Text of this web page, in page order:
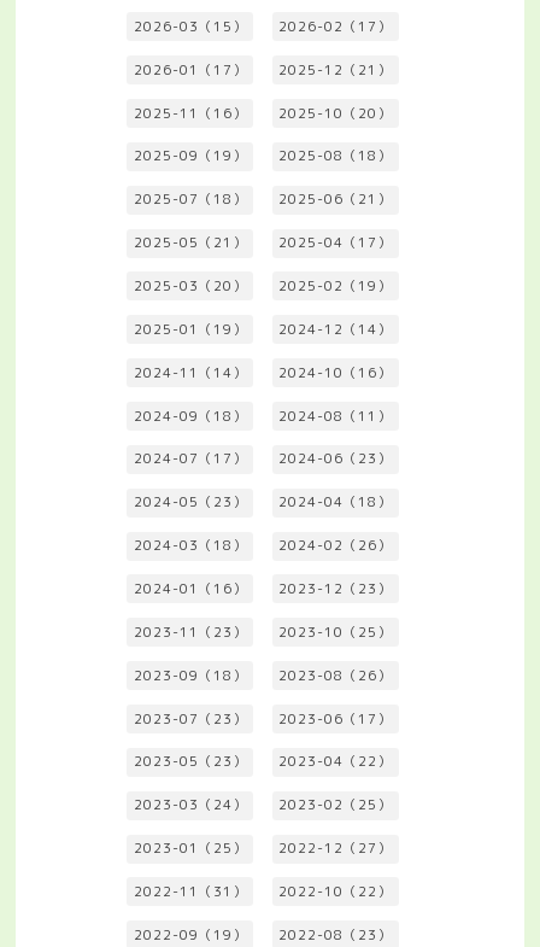
2026-03（15） 2026-02（17）
2026-01（17） 2025-12（21）
2025-11（16） 2025-10（20）
2025-09（19） 2025-08（18）
2025-07（18） 2025-06（21）
2025-05（21） 2025-04（17）
2025-03（20） 2025-02（19）
2025-01（19） 2024-12（14）
2024-11（14） 2024-10（16）
2024-09（18） 2024-08（11）
2024-07（17） 2024-06（23）
2024-05（23） 2024-04（18）
2024-03（18） 2024-02（26）
2024-01（16） 2023-12（23）
2023-11（23） 2023-10（25）
2023-09（18） 2023-08（26）
2023-07（23） 2023-06（17）
2023-05（23） 2023-04（22）
2023-03（24） 2023-02（25）
2023-01（25） 2022-12（27）
2022-11（31） 2022-10（22）
2022-09（19） 2022-08（23）